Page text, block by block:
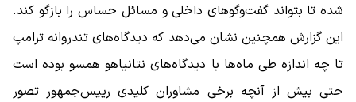
شده تا بتواند گفت‌وگوهای داخلی و مسائل حساس را بازگو کند.
این گزارش همچنین نشان می‌دهد که دیدگاه‌های تندروانه ترامپ
تا چه اندازه طی ماه‌ها با دیدگاه‌های نتانیاهو همسو بوده است
حتی بیش از آنچه برخی مشاوران کلیدی رییس‌جمهور تصور